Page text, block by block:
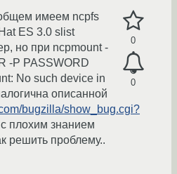
0
0
имеем ncpfs
ES 3.0 slist
но при ncpmount -
-P PASSWORD
No such device in
описанной
bugzilla/show_bug.cgi?
плохим знанием
решить проблему..